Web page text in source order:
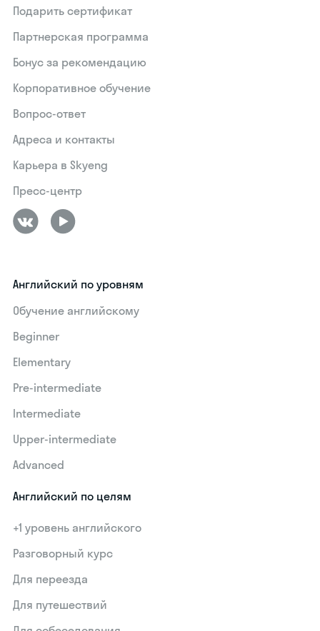
Подарить сертификат
Партнерская программа
Бонус за рекомендацию
Корпоративное обучение
Вопрос-ответ
Адреса и контакты
Карьера в Skyeng
Пресс-центр
Английский по уровням
Обучение английскому
Beginner
Elementary
Pre-intermediate
Intermediate
Upper-intermediate
Advanced
Английский по целям
+1 уровень английского
Разговорный курс
Для переезда
Для путешествий